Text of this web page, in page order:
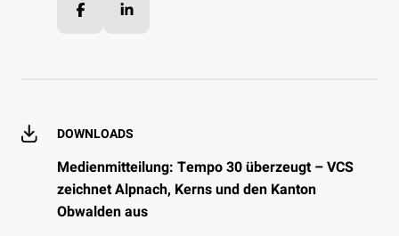
Facebook
DOWNLOADS
Medienmitteilung: Tempo 30 überzeugt – VCS
zeichnet Alpnach, Kerns und den Kanton
Obwalden aus